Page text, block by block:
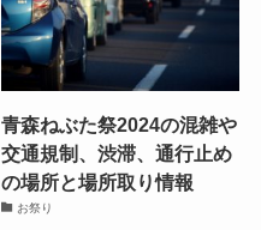
青森ねぶた祭2024の混雑や
交通規制、渋滞、通行止め
の場所と場所取り情報
お祭り